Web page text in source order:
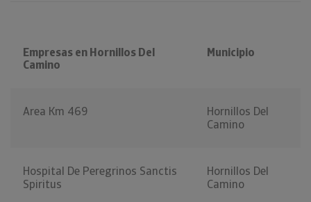
Empresas en Hornillos Del
Camino
Municipio
Area Km 469
Hornillos Del
Camino
Hospital De Peregrinos Sanctis
Spiritus
Hornillos Del
Camino